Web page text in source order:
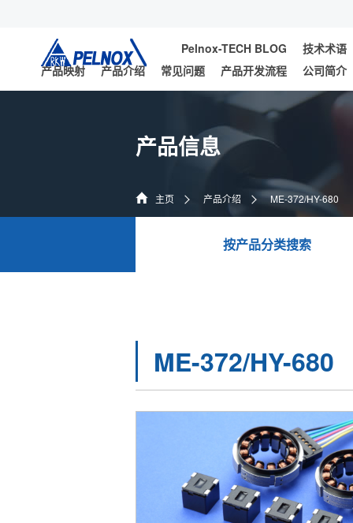
Pelnox-TECH BLOG
技术术语
产品映射
产品介绍 常见问题 产品开发流程 公司简介
产品信息
主页 产品介绍 ME-372/HY-680
按产品分类搜索
ME-372/HY-680